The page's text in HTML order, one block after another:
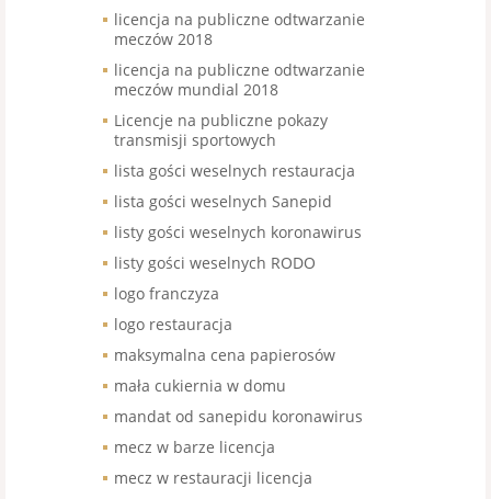
licencja na publiczne odtwarzanie
meczów 2018
licencja na publiczne odtwarzanie
meczów mundial 2018
Licencje na publiczne pokazy
transmisji sportowych
lista gości weselnych restauracja
lista gości weselnych Sanepid
listy gości weselnych koronawirus
listy gości weselnych RODO
logo franczyza
logo restauracja
maksymalna cena papierosów
mała cukiernia w domu
mandat od sanepidu koronawirus
mecz w barze licencja
mecz w restauracji licencja